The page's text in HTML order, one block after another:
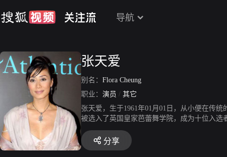
导航
张天爱
别名： Flora Cheung
职业： 演员 / 其它
张天爱，生于1961年01月01日，从小便在传
被选入了英国皇家芭蕾舞学院，成为十位入选
发现芭蕾舞并不能为她解答人生种种疑问与
事业，既拍电影又灌录唱片，霎时间成为声
身商场，然而，对生命的严肃与认真依然不
分享